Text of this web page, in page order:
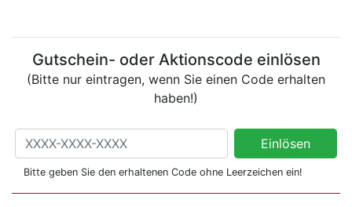
Gutschein- oder Aktionscode einlösen
(Bitte nur eintragen, wenn Sie einen Code erhalten
haben!)
Gutschein- oder Aktionscode einlösen
(Bitte nur eintragen, wenn Sie einen Code erhalten haben!)
Einlösen
Bitte geben Sie den erhaltenen Code ohne Leerzeichen ein!